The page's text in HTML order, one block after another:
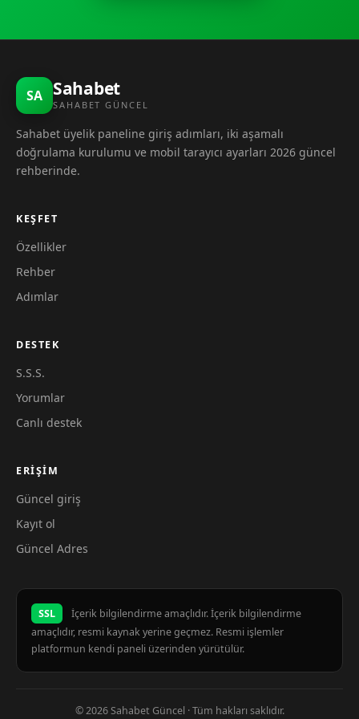
SA Sahabet
SAHABET GÜNCEL
Sahabet üyelik paneline giriş adımları, iki aşamalı
doğrulama kurulumu ve mobil tarayıcı ayarları 2026 güncel
rehberinde.
KEŞFET
Özellikler
Rehber
Adımlar
DESTEK
S.S.S.
Yorumlar
Canlı destek
ERIŞIM
Güncel giriş
Kayıt ol
Güncel Adres
SSL
İçerik bilgilendirme amaçlıdır. İçerik bilgilendirme
amaçlıdır, resmi kaynak yerine geçmez. Resmi işlemler
platformun kendi paneli üzerinden yürütülür.
© 2026 Sahabet Güncel · Tüm hakları saklıdır.